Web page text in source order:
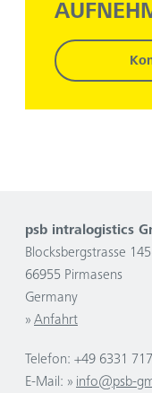
psb intralogistics
Blocksbergstrasse 145
66955 Pirmasens
Germany
Anfahrt
Telefon: +49 6331
E-Mail:
info@psb-